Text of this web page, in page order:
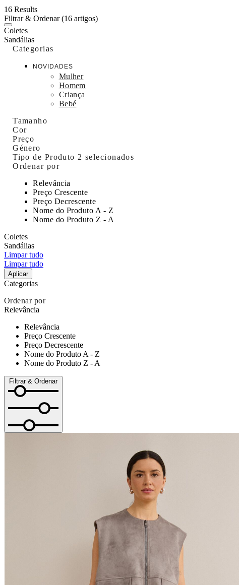
16 Results
Filtrar & Ordenar(16 artigos)
Coletes
Sandálias
Categorias
NOVIDADES
Mulher
Homem
Criança
Bebé
Tamanho
Cor
Preço
Género
Tipo de Produto 2 selecionados
Ordenar por
Relevância
Preço Crescente
Preço Decrescente
Nome do Produto A - Z
Nome do Produto Z - A
Coletes
Sandálias
Limpar tudo
Limpar tudo
Aplicar
Categorias
Ordenar por
Relevância
Relevância
Preço Crescente
Preço Decrescente
Nome do Produto A - Z
Nome do Produto Z - A
Filtrar & Ordenar